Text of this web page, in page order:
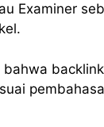
Examiner
bahwa